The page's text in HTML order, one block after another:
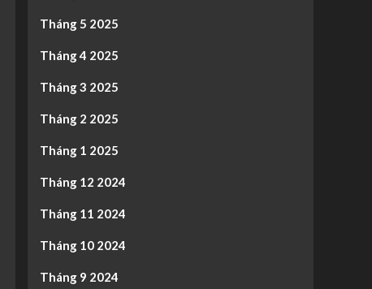
Tháng 5 2025
Tháng 4 2025
Tháng 3 2025
Tháng 2 2025
Tháng 1 2025
Tháng 12 2024
Tháng 11 2024
Tháng 10 2024
Tháng 9 2024